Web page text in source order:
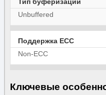
Unbuffered
Поддержка ECC
Non-ECC
Ключевые